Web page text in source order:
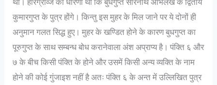
था। हारग्रीव्ज की धारणा थी कि बुधगुप्त सारनाथ अभिलेख के द्वितीय
कुमारगुप्त के पुत्र होंगे। किन्तु इस मुहर के मिल जाने पर ये दोनों ही
अनुमान गलत सिद्ध हुए। मुहर के खण्डित होने के कारण बुधगुप्त का
पूरुगुप्त के साथ सम्बन्ध बोध करानेवाला अंश अप्राप्य है। पंक्ति ६ और
७ के बीच किसी पंक्ति के होने और उसमें किसी अन्य व्यक्ति के नाम
होने की कोई गुंजाइश नहीं है अतः पंक्ति ६ के अन्त में उल्लिखित पुत्र